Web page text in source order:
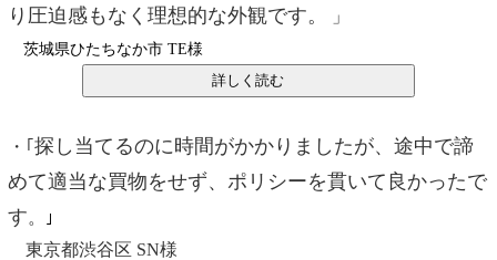
り圧迫感もなく理想的な外観です。
」
茨城県ひたちなか市 TE様
・｢ 探し当てるのに時間がかかりましたが、途中で諦
めて適当な買物をせず、ポリシーを貫いて良かったで
す。 ｣
東京都渋谷区 SN様